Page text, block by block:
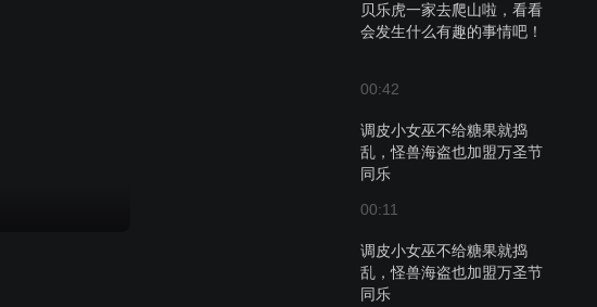
贝乐虎一家去爬山啦，看看
会发生什么有趣的事情吧！
00:42
调皮小女巫不给糖果就捣
乱，怪兽海盗也加盟万圣节
同乐
00:11
调皮小女巫不给糖果就捣
乱，怪兽海盗也加盟万圣节
同乐